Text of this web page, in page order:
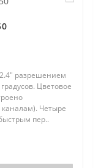
разрешением
Цветовое
каналам). Четыре
пер..